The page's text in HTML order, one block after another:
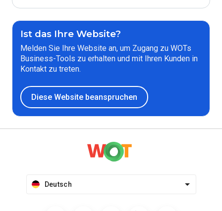
Ist das Ihre Website?
Melden Sie Ihre Website an, um Zugang zu WOTs
Business-Tools zu erhalten und mit Ihren Kunden in
Kontakt zu treten.
Diese Website beanspruchen
Deutsch